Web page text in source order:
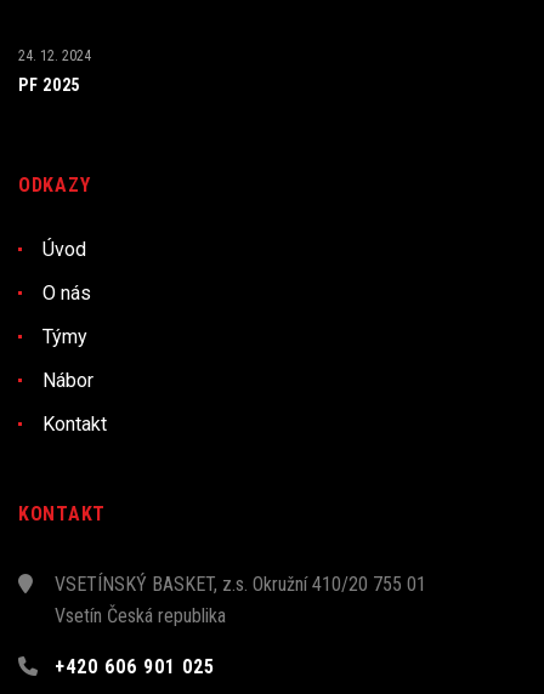
PF 2025
24. 12. 2024
ODKAZY
Úvod
O nás
Týmy
Nábor
Kontakt
KONTAKT
VSETÍNSKÝ BASKET, z.s. Okružní 410/20 755 01
Vsetín Česká republika
+420 606 901 025